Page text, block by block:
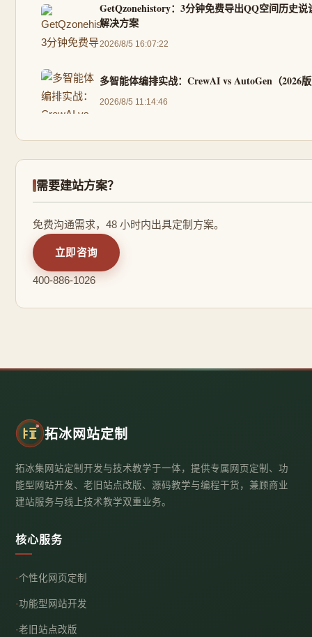
GetQzonehistory：3分钟免费导出QQ空间历史说
解决方案
2026/8/5 16:07:22
多智能体编排实战：CrewAI vs AutoGen（2026
2026/8/5 11:14:46
需要建站方案？
免费沟通需求，48 小时内出具定制方案。
立即咨询
400-886-1026
拓冰网站定制
拓冰集网站定制开发与技术教学于一体，提供专属网页定制、功
能型网站开发、老旧站点改版、源码教学与编程干货，兼顾商业
建站服务与线上技术教学双重业务。
核心服务
个性化网页定制
功能型网站开发
老旧站点改版